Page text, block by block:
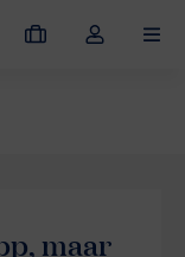
Mijn
Open